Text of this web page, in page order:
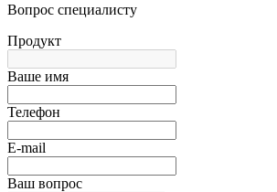
Вопрос специалисту
Продукт
Ваше имя
Телефон
E-mail
Ваш вопрос